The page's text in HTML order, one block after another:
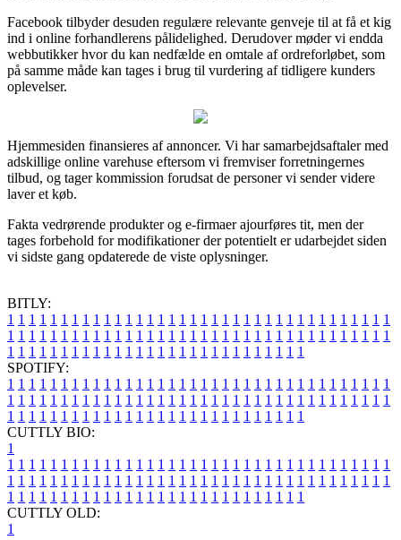
Facebook tilbyder desuden regulære relevante genveje til at få et kig
ind i online forhandlerens pålidelighed. Derudover møder vi endda
webbutikker hvor du kan nedfælde en omtale af ordreforløbet, som
på samme måde kan tages i brug til vurdering af tidligere kunders
oplevelser.
Hjemmesiden finansieres af annoncer. Vi har samarbejdsaftaler med
adskillige online varehuse eftersom vi fremviser forretningernes
tilbud, og tager kommission forudsat de personer vi sender videre
laver et køb.
Fakta vedrørende produkter og e-firmaer ajourføres tit, men der
tages forbehold for modifikationer der potentielt er udarbejdet siden
vi sidste gang opdaterede de viste oplysninger.
BITLY:
1 1 1 1 1 1 1 1 1 1 1 1 1 1 1 1 1 1 1 1 1 1 1 1 1 1 1 1 1 1 1 1 1 1 1 1
1 1 1 1 1 1 1 1 1 1 1 1 1 1 1 1 1 1 1 1 1 1 1 1 1 1 1 1 1 1 1 1 1 1 1 1
1 1 1 1 1 1 1 1 1 1 1 1 1 1 1 1 1 1 1 1 1 1 1 1 1 1 1 1
SPOTIFY:
1 1 1 1 1 1 1 1 1 1 1 1 1 1 1 1 1 1 1 1 1 1 1 1 1 1 1 1 1 1 1 1 1 1 1 1
1 1 1 1 1 1 1 1 1 1 1 1 1 1 1 1 1 1 1 1 1 1 1 1 1 1 1 1 1 1 1 1 1 1 1 1
1 1 1 1 1 1 1 1 1 1 1 1 1 1 1 1 1 1 1 1 1 1 1 1 1 1 1 1
CUTTLY BIO:
1
1 1 1 1 1 1 1 1 1 1 1 1 1 1 1 1 1 1 1 1 1 1 1 1 1 1 1 1 1 1 1 1 1 1 1 1
1 1 1 1 1 1 1 1 1 1 1 1 1 1 1 1 1 1 1 1 1 1 1 1 1 1 1 1 1 1 1 1 1 1 1 1
1 1 1 1 1 1 1 1 1 1 1 1 1 1 1 1 1 1 1 1 1 1 1 1 1 1 1 1
CUTTLY OLD:
1